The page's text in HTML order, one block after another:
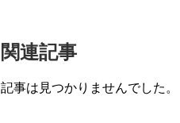
関連記事
記事は見つかりませんでした。